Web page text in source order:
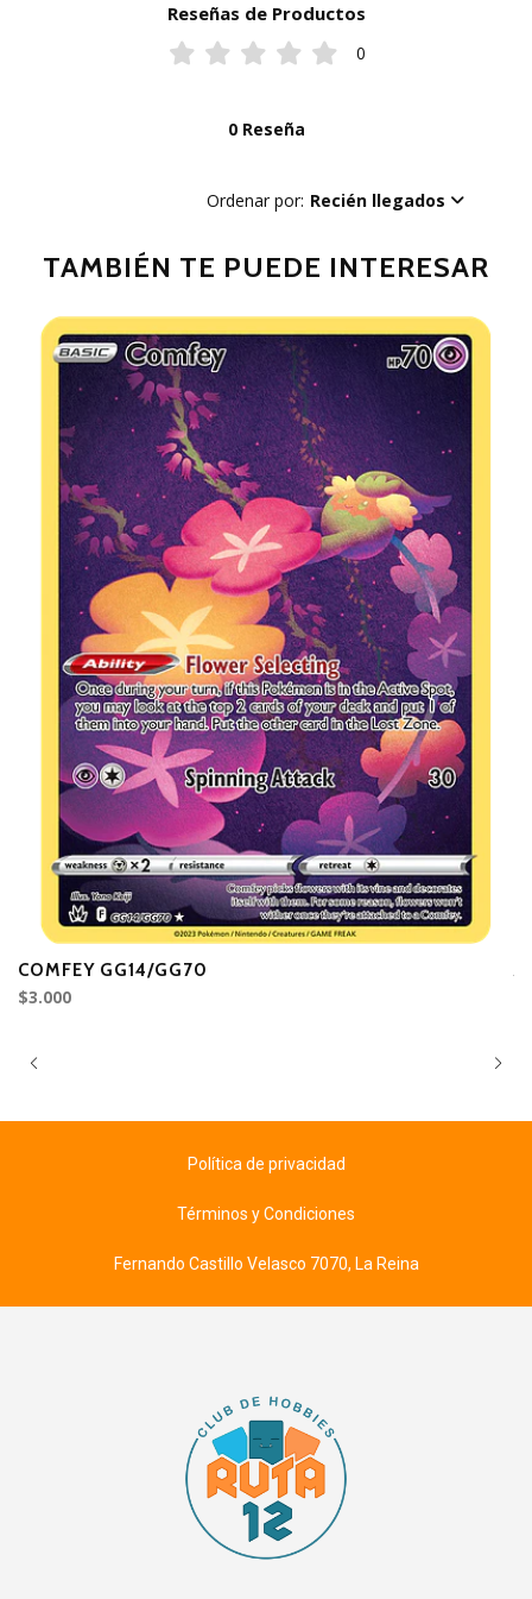
Reseñas de Productos
0
0 Reseña
Ordenar por: Recién llegados
TAMBIÉN TE PUEDE INTERESAR
COMFEY GG14/GG70
$3.000
Política de privacidad
Términos y Condiciones
Fernando Castillo Velasco 7070, La Reina